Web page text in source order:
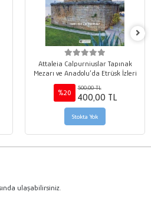
Attaleia Calpurniuslar Tapınak
Mezarı ve Anadolu’da Etrüsk İzleri
%20
500,00 TL
400,00 TL
Stokta Yok
ulaşabilirsiniz.